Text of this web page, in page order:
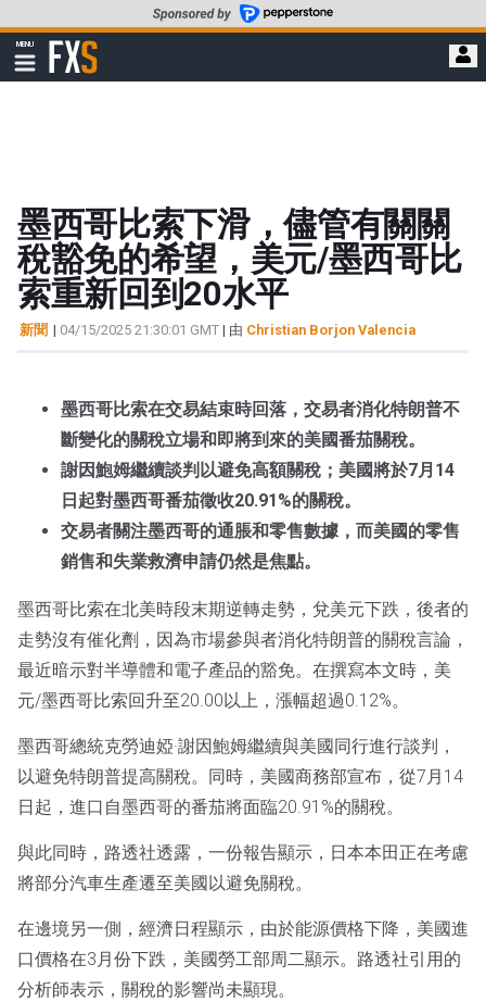
至
要
MENU
顯
示
FXStreet
墨西哥比索下滑，儘管有關關
稅豁免的希望，美元/墨西哥比
索重新回到20水平
新聞 | 04/15/2025 21:30:01 GMT | 由 Christian Borjon Valencia
墨西哥比索在交易結束時回落，交易者消化特朗普不
斷變化的關稅立場和即將到來的美國番茄關稅。
謝因鮑姆繼續談判以避免高額關稅；美國將於7月14
日起對墨西哥番茄徵收20.91%的關稅。
交易者關注墨西哥的通脹和零售數據，而美國的零售
銷售和失業救濟申請仍然是焦點。
墨西哥比索在北美時段末期逆轉走勢，兌美元下跌，後者的
走勢沒有催化劑，因為市場參與者消化特朗普的關稅言論，
最近暗示對半導體和電子產品的豁免。在撰寫本文時，美
元/墨西哥比索回升至20.00以上，漲幅超過0.12%。
墨西哥總統克勞迪婭·謝因鮑姆繼續與美國同行進行談判，
以避免特朗普提高關稅。同時，美國商務部宣布，從7月14
日起，進口自墨西哥的番茄將面臨20.91%的關稅。
與此同時，路透社透露，一份報告顯示，日本本田正在考慮
將部分汽車生產遷至美國以避免關稅。
在邊境另一側，經濟日程顯示，由於能源價格下降，美國進
口價格在3月份下跌，美國勞工部周二顯示。路透社引用的
分析師表示，關稅的影響尚未顯現。